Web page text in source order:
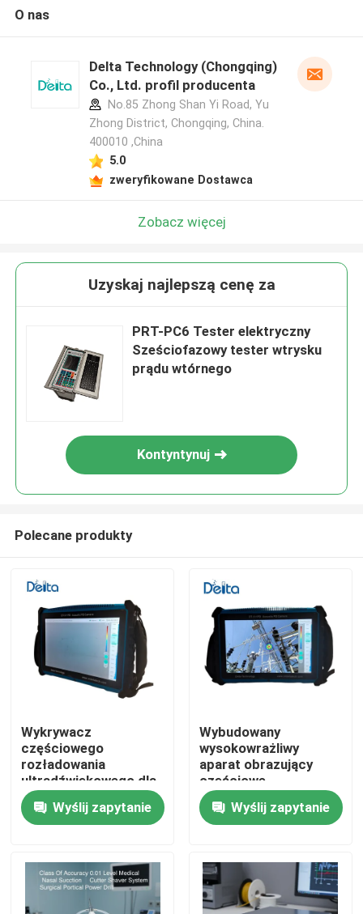
Do domu
Filmy
O nas
Delta Technology (Chongqing)
Co., Ltd. profil producenta
No.85 Zhong Shan Yi Road, Yu
Zhong District, Chongqing, China.
400010 ,China
5.0
zweryfikowane Dostawca
Zobacz więcej
Uzyskaj najlepszą cenę za
PRT-PC6 Tester elektryczny
Sześciofazowy tester wtrysku
prądu wtórnego
Kontyntynuj
Polecane produkty
Wykrywacz
częściowego
rozładowania
ultradźwiękowego dla
szybkiego
potwierdzenia
wyników pola
Wyślij zapytanie
Wybudowany
wysokowrażliwy
aparat obrazujący
częściowe
rozładowanie do
wychwytywania
słabego sygnału
Wyślij zapytanie